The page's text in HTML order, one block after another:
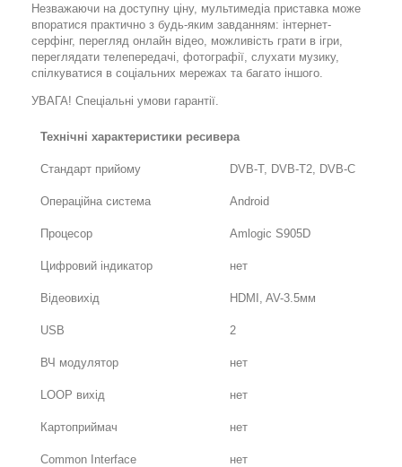
Незважаючи на доступну ціну, мультимедіа приставка може
впоратися практично з будь-яким завданням: інтернет-
серфінг, перегляд онлайн відео, можливість грати в ігри,
переглядати телепередачі, фотографії, слухати музику,
спілкуватися в соціальних мережах та багато іншого.
УВАГА! Спеціальні умови гарантії.
Технічні характеристики ресивера
Стандарт прийому DVB-T, DVB-T2, DVB-C
Операційна система Android
Процесор Amlogic S905D
Цифровий індикатор нет
Відеовихід HDMI, AV-3.5мм
USB 2
ВЧ модулятор нет
LOOP вихід нет
Картоприймач нет
Common Interface нет